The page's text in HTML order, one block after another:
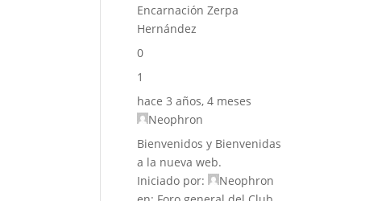
Encarnación Zerpa
Hernández
0
1
hace 3 años, 4 meses
Neophron
Bienvenidos y Bienvenidas
a la nueva web.
Iniciado por:
Neophron